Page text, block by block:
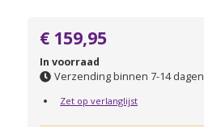
€ 159,95
In voorraad
Verzending binnen 7-14 dagen
Zet op verlanglijst